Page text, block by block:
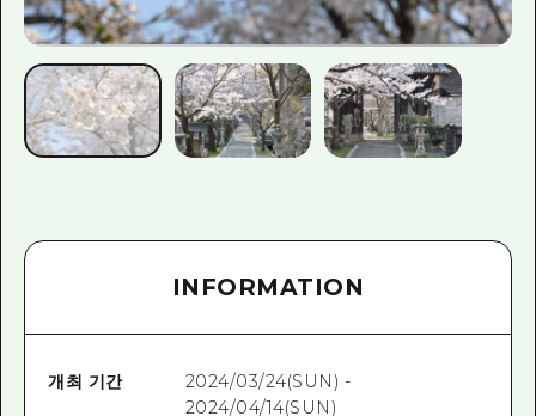
INFORMATION
개최 기간
2024/03/24(SUN) -
2024/04/14(SUN)